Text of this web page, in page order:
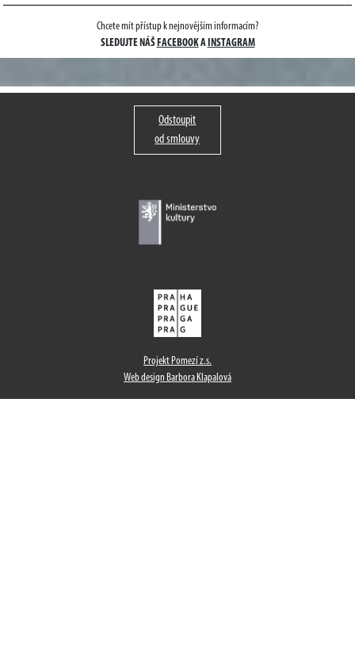
Chcete mít přístup k nejnovějším informacím?
SLEDUJTE NÁŠ FACEBOOKA INSTAGRAM
Odstoupit
od smlouvy
Projekt Pomezí z.s.
Web design Barbora Klapalová